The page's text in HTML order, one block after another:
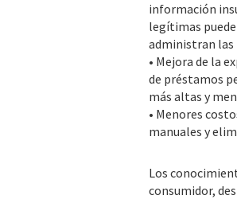
información
legítimas
administran las
• Mejora de la
de préstamos
más altas y
• Menores
manuales y
Los
consumidor,